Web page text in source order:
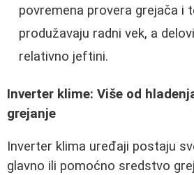
povremena provera grejača i
produžavaju radni vek, a
relativno jeftini.
Inverter klime: Više od
grejanje
Inverter klima uređaji postaju
glavno ili pomoćno sredstvo